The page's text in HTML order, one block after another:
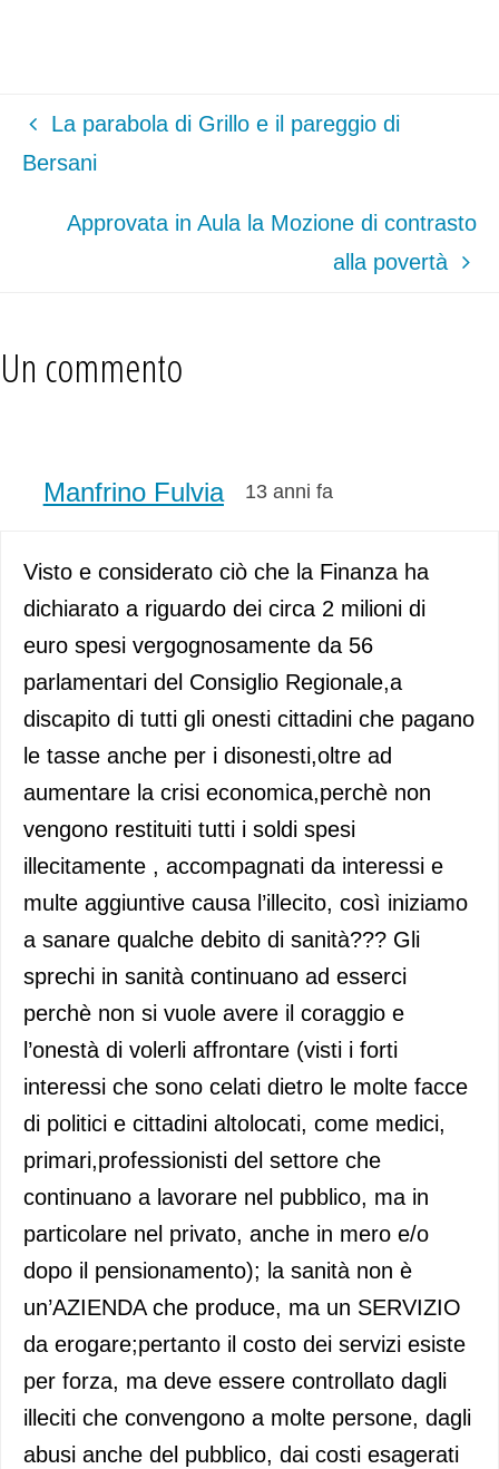
La parabola di Grillo e il pareggio di
Bersani
Approvata in Aula la Mozione di contrasto
alla povertà
Un commento
Manfrino Fulvia 13 anni fa
Visto e considerato ciò che la Finanza ha
dichiarato a riguardo dei circa 2 milioni di
euro spesi vergognosamente da 56
parlamentari del Consiglio Regionale,a
discapito di tutti gli onesti cittadini che pagano
le tasse anche per i disonesti,oltre ad
aumentare la crisi economica,perchè non
vengono restituiti tutti i soldi spesi
illecitamente , accompagnati da interessi e
multe aggiuntive causa l’illecito, così iniziamo
a sanare qualche debito di sanità??? Gli
sprechi in sanità continuano ad esserci
perchè non si vuole avere il coraggio e
l’onestà di volerli affrontare (visti i forti
interessi che sono celati dietro le molte facce
di politici e cittadini altolocati, come medici,
primari,professionisti del settore che
continuano a lavorare nel pubblico, ma in
particolare nel privato, anche in mero e/o
dopo il pensionamento); la sanità non è
un’AZIENDA che produce, ma un SERVIZIO
da erogare;pertanto il costo dei servizi esiste
per forza, ma deve essere controllato dagli
illeciti che convengono a molte persone, dagli
abusi anche del pubblico, dai costi esagerati